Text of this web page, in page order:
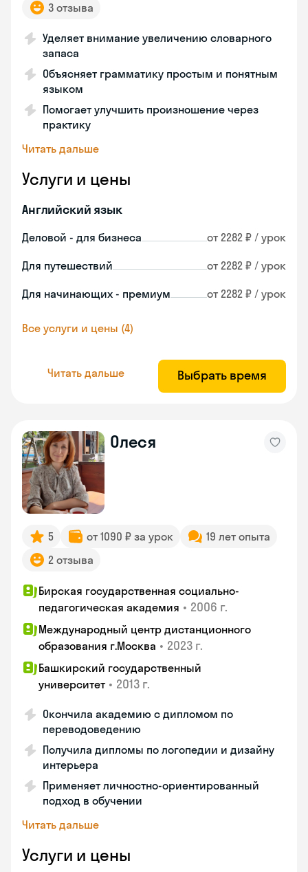
3 отзыва
Уделяет внимание увеличению словарного
запаса
Объясняет грамматику простым и понятным
языком
Помогает улучшить произношение через
практику
Читать дальше
Услуги и цены
Английский язык
Деловой - для бизнеса от 2282 ₽ / урок
Для путешествий от 2282 ₽ / урок
Для начинающих - премиум от 2282 ₽ / урок
Все услуги и цены (4)
Читать дальше Выбрать время
Олеся
5 от 1090 ₽ за урок
19 лет опыта
2 отзыва
Бирская государственная социально-
педагогическая академия • 2006 г.
Международный центр дистанционного
образования г.Москва • 2023 г.
Башкирский государственный
университет • 2013 г.
Окончила академию с дипломом по
переводоведению
Получила дипломы по логопедии и дизайну
интерьера
Применяет личностно-ориентированный
подход в обучении
Читать дальше
Услуги и цены